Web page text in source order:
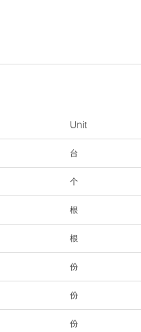
Unit
台
个
根
根
份
份
份